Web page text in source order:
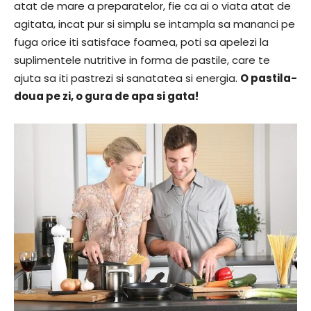
atat de mare a preparatelor, fie ca ai o viata atat de
agitata, incat pur si simplu se intampla sa mananci pe
fuga orice iti satisface foamea, poti sa apelezi la
suplimentele nutritive in forma de pastile, care te
ajuta sa iti pastrezi si sanatatea si energia. O pastila-
doua pe zi, o gura de apa si gata!